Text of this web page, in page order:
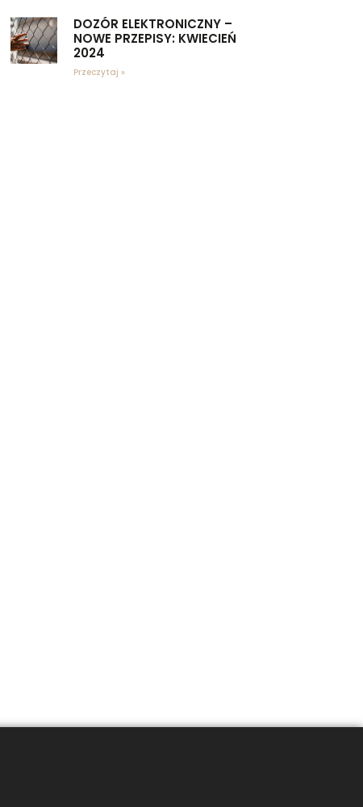
DOZÓR ELEKTRONICZNY –
NOWE PRZEPISY: KWIECIEŃ
2024
Przeczytaj »